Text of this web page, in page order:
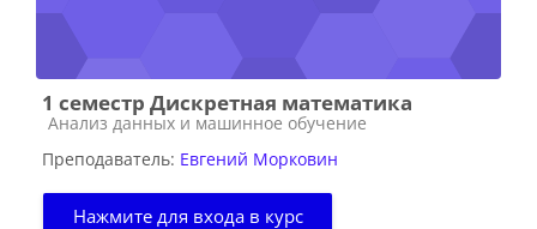
1 семестр Дискретная математика
Категория курса
Анализ данных и машинное обучение
Преподаватель: Евгений Морковин
Нажмите для входа в курс